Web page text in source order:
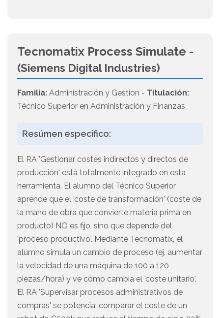
Tecnomatix Process Simulate -
(Siemens Digital Industries)
Familia: Administración y Gestión - Titulación:
Técnico Superior en Administración y Finanzas
Resúmen específico:
El RA 'Gestionar costes indirectos y directos de
producción' está totalmente integrado en esta
herramienta. El alumno del Técnico Superior
aprende que el 'coste de transformación' (coste de
la mano de obra que convierte materia prima en
producto) NO es fijo, sino que depende del
'proceso productivo'. Mediante Tecnomatix, el
alumno simula un cambio de proceso (ej. aumentar
la velocidad de una máquina de 100 a 120
piezas/hora) y ve cómo cambia el 'coste unitario'.
El RA 'Supervisar procesos administrativos de
compras' se potencia: comparar el coste de un